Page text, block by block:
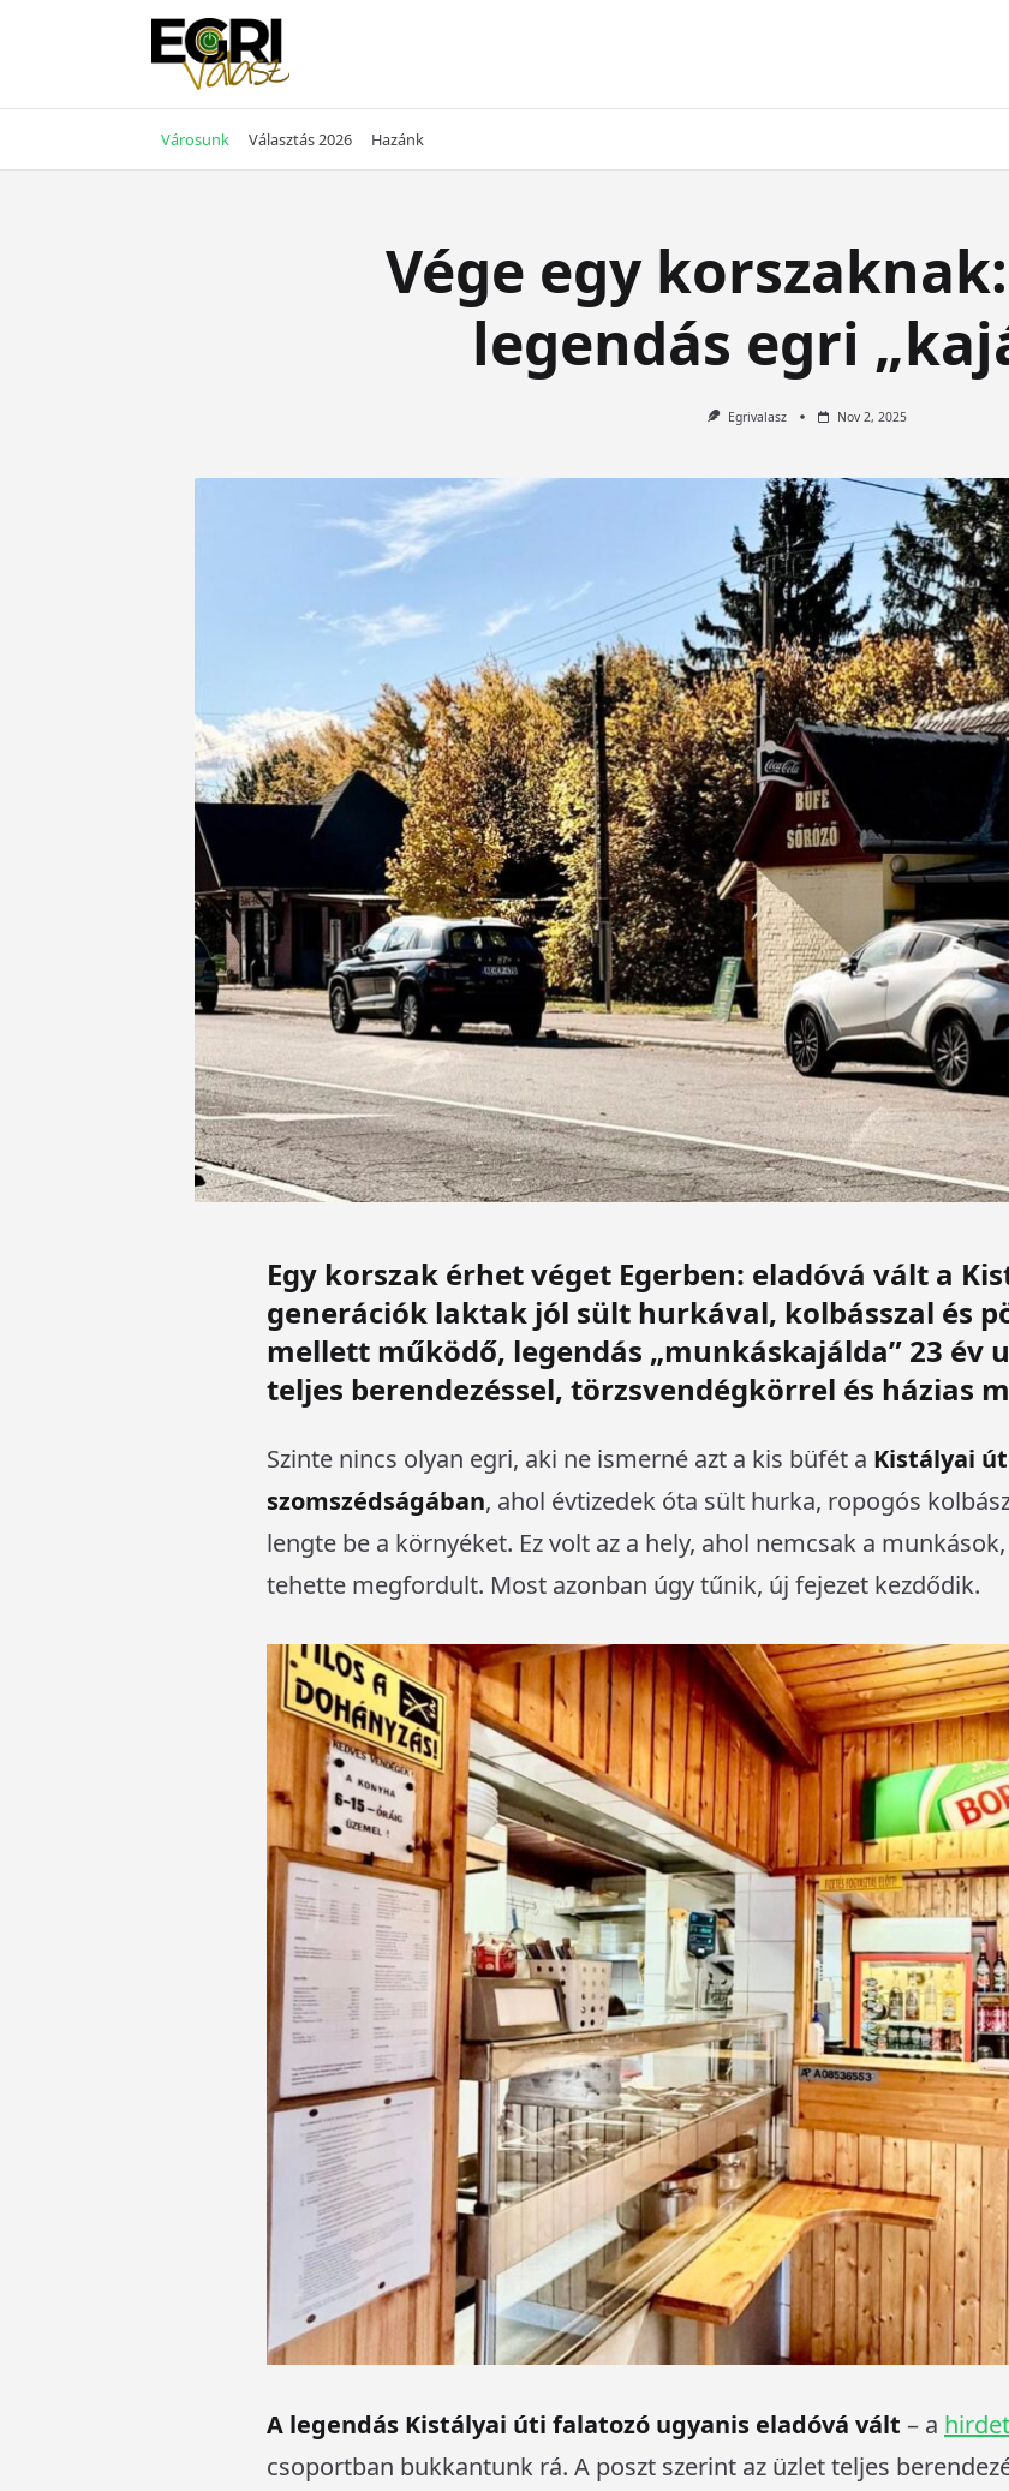
Városunk Választás 2026 Hazánk
Vége egy
legendás egri
Egrivalasz Nov 2, 2025
Egy korszak érhet véget Egerben: eladóvá vált a
generációk laktak jól sült hurkával, kolbásszal és
mellett működő, legendás „munkáskajálda” 23 év
teljes berendezéssel, törzsvendégkörrel és házias
Szinte nincs olyan egri, aki ne ismerné azt a kis büfét a Kistályai
szomszédságában, ahol évtizedek óta sült hurka, ropogós
lengte be a környéket. Ez volt az a hely, ahol nemcsak a
tehette megfordult. Most azonban úgy tűnik, új fejezet kezdődik.
A legendás Kistályai úti falatozó ugyanis eladóvá vált – a
csoportban bukkantunk rá. A poszt szerint az üzlet teljes